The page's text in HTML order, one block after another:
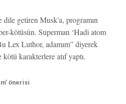
getiren Musk'a, programın
kötüsün. Superman ‘Hadi atom
Lex Luthor, adamım” diyerek
karakterlere atıf yaptı.
önerisi